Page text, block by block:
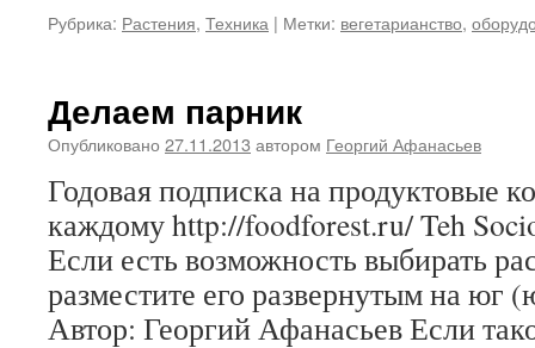
Рубрика: Растения, Техника | Метки: вегетарианство,
Делаем парник
Опубликовано 27.11.2013 автором Георгий Афанасьев
Годовая подписка на продуктовые
каждому http://foodforest.ru/ Teh
Если есть возможность выбирать
разместите его развернутым на юг
Автор: Георгий Афанасьев Если